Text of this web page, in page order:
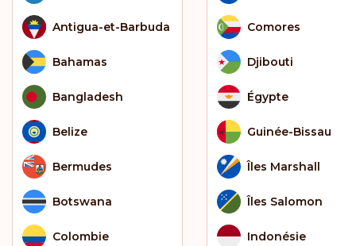
Antigua-et-Barbuda
Bahamas
Bangladesh
Belize
Bermudes
Botswana
Colombie
Comores
Djibouti
Égypte
Guinée-Bissau
Îles Marshall
Îles Salomon
Indonésie